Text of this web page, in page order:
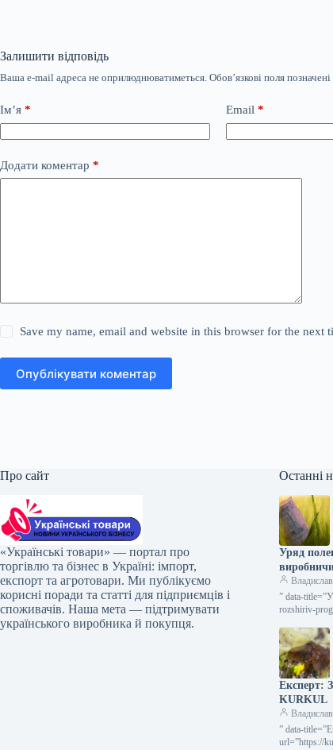
Залишити відповідь
Ваша e-mail адреса не оприлюднюватиметься. Обов’язкові поля позначені
Ім’я * Email *
Додати коментар *
Save my name, email and website in this browser for the next
Опублікувати коментар
Про сайт
«Українські товари» — портал про
торгівлю та бізнес в Україні: імпорт,
експорт та агротовари. Ми публікуємо
корисні поради та статті для підприємців і
споживачів. Наша мета — підтримувати
українського виробника й покупця.
Останні
Уряд
” data-
rozshiriv-
Експерт:
KURKUL
” data-
url=”https://